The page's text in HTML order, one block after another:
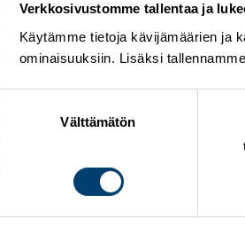
Verkkosivustomme tallentaa ja
Käytämme tietoja kävijämäärien ja
ominaisuuksiin. Lisäksi
Välttämätön